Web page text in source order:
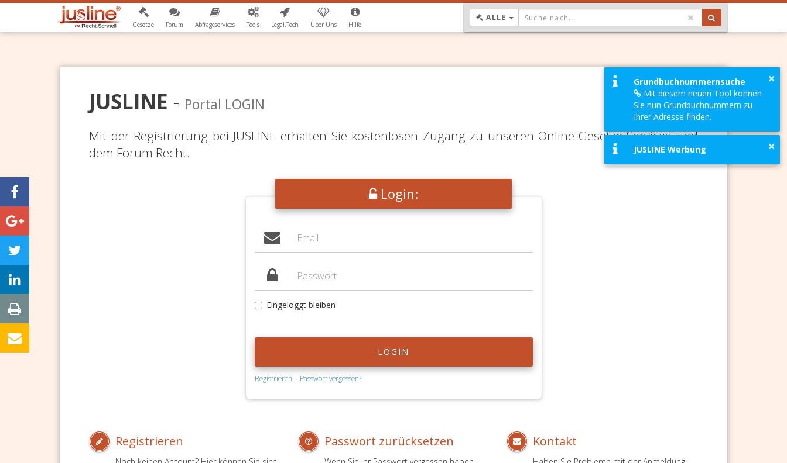
Gesetze Forum Abfrageservices Tools Legal.Tech Über Uns Hilfe
ALLE DROPDOWN: GEWÄHLTER WERT IST ALLE
JUSLINE - Portal LOGIN
Mit der Registrierung bei JUSLINE erhalten Sie kostenlosen Zugang zu unseren Online-Gesetze-Services und
dem Forum Recht.
Login:
Eingeloggt bleiben
LOGIN
Registrieren - Passwort vergessen?
Registrieren Passwort zurücksetzen Kontakt
×
Grundbuchnummernsuche
Mit diesem neuen Tool können
Sie nun Grundbuchnummern zu
Ihrer Adresse finden.
×
JUSLINE Werbung